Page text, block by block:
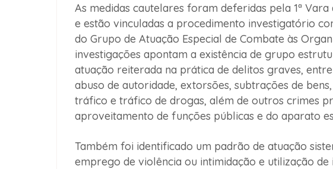
As medidas cautelares foram deferidas pela 1ª
e estão vinculadas a procedimento investigatório
do Grupo de Atuação Especial de Combate às
investigações apontam a existência de grupo
atuação reiterada na prática de delitos graves,
abuso de autoridade, extorsões, subtrações de
tráfico e tráfico de drogas, além de outros crimes
aproveitamento de funções públicas e do aparato
Também foi identificado um padrão de atuação
emprego de violência ou intimidação e utilização de